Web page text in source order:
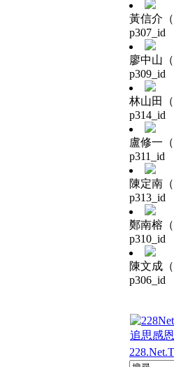
黃信介（
p307_id
廖中山（
p309_id
林山田（
p314_id
盧修一（
p311_id
陳定南（
p313_id
鄭南榕（
p310_id
陳文成（
p306_id